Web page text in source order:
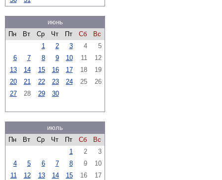
июнь
Пн
Вт Ср Чт Пт Сб
Вс
1
2 3 4
5
6
7 8 9 10 11
12
13
14 15 16 17 18
19
20
21 22 23 24 25
26
27
28 29 30
июль
Пн
Вт Ср Чт Пт Сб
Вс
1
2
3
4
5 6 7 8 9
10
11
12 13 14 15 16
17